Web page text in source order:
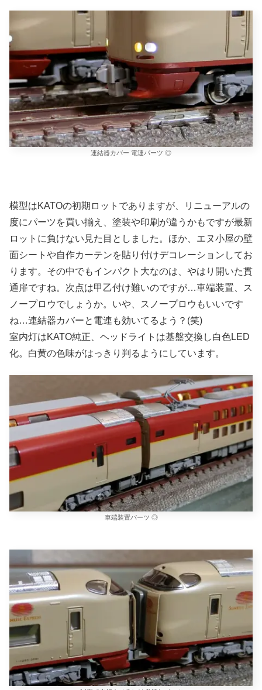
連結器カバー 電連パーツ ◎
模型はKATOの初期ロットでありますが、リニューアルの
度にパーツを買い揃え、塗装や印刷が違うかもですが最新
ロットに負けない見た目としました。ほか、エヌ小屋の壁
面シートや自作カーテンを貼り付けデコレーションしてお
ります。その中でもインパクト大なのは、やはり開いた貫
通扉ですね。次点は甲乙付け難いのですが…車端装置、ス
ノープロウでしょうか。いや、スノープロウもいいです
ね…連結器カバーと電連も効いてるよう？(笑)
室内灯はKATO純正、ヘッドライトは基盤交換し白色LED
化。白黄の色味がはっきり判るようにしています。
車端装置パーツ ◎